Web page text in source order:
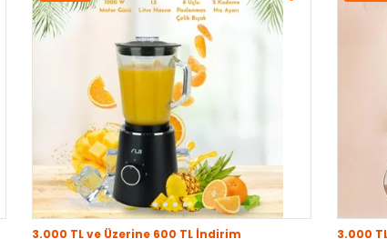
3.000 TL ve Üzerine 600 TL İndirim 3.000